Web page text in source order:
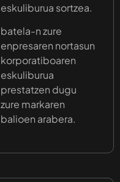
eskuliburua sortzea.
batela-n zure
enpresaren nortasun
korporatiboaren
eskuliburua
prestatzen dugu
zure markaren
balioen arabera.